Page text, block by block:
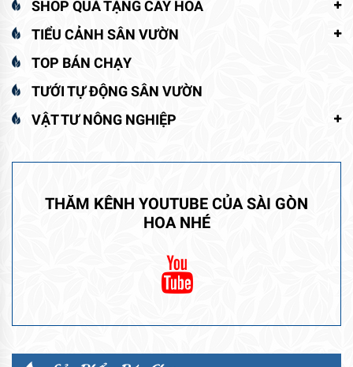
SHOP QUÀ TẶNG CÂY HOA
TIỂU CẢNH SÂN VƯỜN
TOP BÁN CHẠY
TƯỚI TỰ ĐỘNG SÂN VƯỜN
VẬT TƯ NÔNG NGHIỆP
THĂM KÊNH YOUTUBE CỦA SÀI GÒN
HOA NHÉ